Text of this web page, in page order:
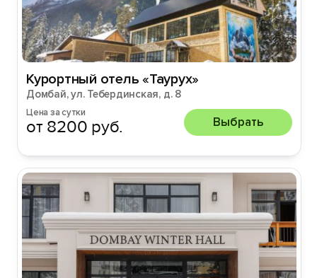
Курортный отель «Таурух»
Домбай, ул. Тебердинская, д. 8
Цена за сутки
от 8200 руб. Выбрать